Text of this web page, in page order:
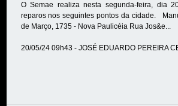
O Semae realiza nesta segunda-feira, dia
reparos nos seguintes pontos da cidade.
de Março, 1735 - Nova Paulicéia Rua Jos&e...
20/05/24 09h43 - JOSÉ EDUARDO PEREIRA